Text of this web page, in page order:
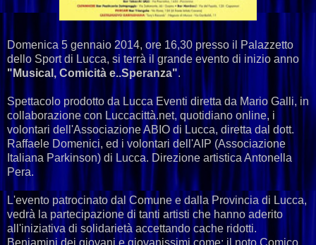
Domenica 5 gennaio 2014, ore 16,30 presso il Palazzetto
dello Sport di Lucca, si terrà il grande evento di inizio anno
"Musical, Comicità e..Speranza".
Spettacolo prodotto da Lucca Eventi diretta da Mario Galli, in
collaborazione con Luccacittà.net, quotidiano online, i
volontari dell'Associazione ABIO di Lucca, diretta dal dott.
Raffaele Domenici, ed i volontari dell'AIP (Associazione
Italiana Parkinson) di Lucca. Direzione artistica Antonella
Pera.
L'evento patrocinato dal Comune e dalla Provincia di Lucca,
vedrà la partecipazione di tanti artisti che hanno aderito
all'iniziativa di solidarietà accettando cache ridotti.